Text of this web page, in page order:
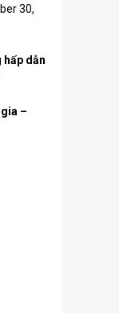
30,
hấp dẫn
–